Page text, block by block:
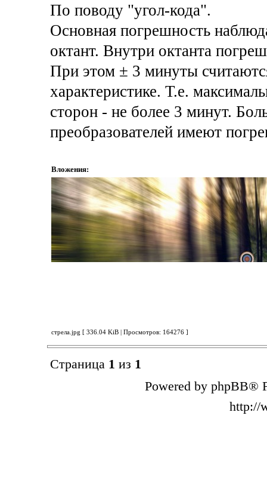
По поводу "угол-кода".
Основная погрешность
октант. Внутри октанта
При этом ± 3 минуты
характеристике. Т.е.
сторон - не более 3 минут.
преобразователей имеют
Вложения:
стрела.jpg [ 336.04 KiB | Просмотров: 164276 ]
Страница 1 из 1
Powered by phpBB®
http://